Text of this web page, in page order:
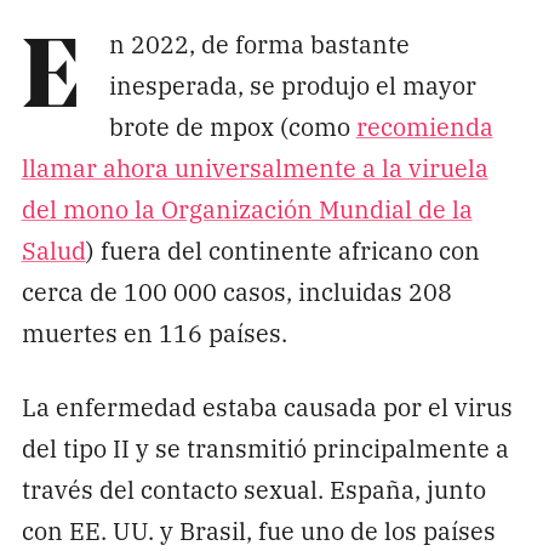
que importa
Dona aquí
Enviar
E
n 2022, de forma bastante
inesperada, se produjo el mayor
brote de mpox (como recomienda
llamar ahora universalmente a la viruela
del mono la Organización Mundial de la
Salud) fuera del continente africano con
cerca de 100 000 casos, incluidas 208
muertes en 116 países.
La enfermedad estaba causada por el virus
del tipo II y se transmitió principalmente a
través del contacto sexual. España, junto
con EE. UU. y Brasil, fue uno de los países